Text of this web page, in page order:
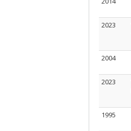
2023
2004
2023
1995